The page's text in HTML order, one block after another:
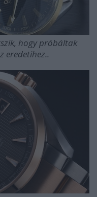
hogy próbáltak
eredetihez..